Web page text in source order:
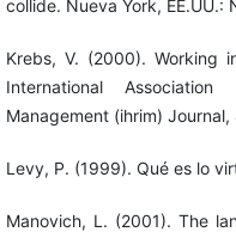
collide. Nueva York, EE.UU.:
Krebs, V. (2000). Working
International
Management (ihrim)
Levy, P. (1999). Qué es lo
Manovich, L. (2001). The